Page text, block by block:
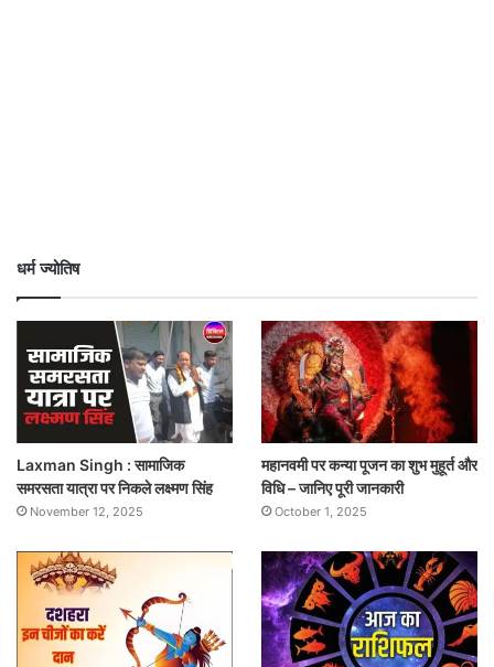
धर्म ज्योतिष
Laxman Singh : सामाजिक
समरसता यात्रा पर निकले लक्ष्मण सिंह
November 12, 2025
महानवमी पर कन्या पूजन का शुभ मुहूर्त और
विधि – जानिए पूरी जानकारी
October 1, 2025